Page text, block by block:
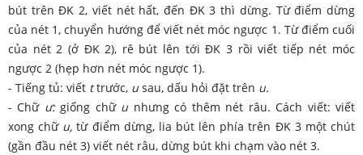
bút trên ĐK 2, viết nét hất, đến ĐK 3 thì dừng. Từ điểm dừng
của nét 1, chuyển hướng để viết nét móc ngược 1. Từ điểm cuối
của nét 2 (ở ĐK 2), rê bút lên tới ĐK 3 rồi viết tiếp nét móc
ngược 2 (hẹp hơn nét móc ngược 1).
- Tiếng tủ: viết ttrước, u sau, dấu hỏi đặt trên u.
- Chữ ư:giống chữ u nhưng có thêm nét râu. Cách viết: viết
xong chữ u, từ điểm dừng, lia bút lên phía trên ĐK 3 một chút
(gần đầu nét 3) viết nét râu, dừng bút khi chạm vào nét 3.